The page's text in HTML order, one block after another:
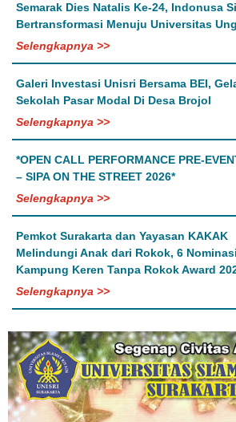
Semarak Dies Natalis Ke-24, Indonusa
Bertransformasi Menuju Universitas
Selengkapnya >>
Galeri Investasi Unisri Bersama BEI,
Sekolah Pasar Modal Di Desa Brojol
Selengkapnya >>
*OPEN CALL PERFORMANCE PRE-
– SIPA ON THE STREET 2026*
Selengkapnya >>
Pemkot Surakarta dan Yayasan KAKAK
Melindungi Anak dari Rokok, 6 Nominasi
Kampung Keren Tanpa Rokok Award
Selengkapnya >>